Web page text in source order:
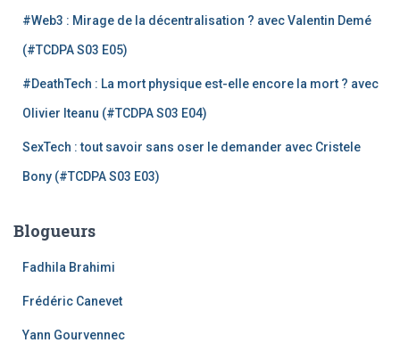
#Web3 : Mirage de la décentralisation ? avec Valentin Demé
(#TCDPA S03 E05)
#DeathTech : La mort physique est-elle encore la mort ? avec
Olivier Iteanu (#TCDPA S03 E04)
SexTech : tout savoir sans oser le demander avec Cristele
Bony (#TCDPA S03 E03)
Blogueurs
Fadhila Brahimi
Frédéric Canevet
Yann Gourvennec